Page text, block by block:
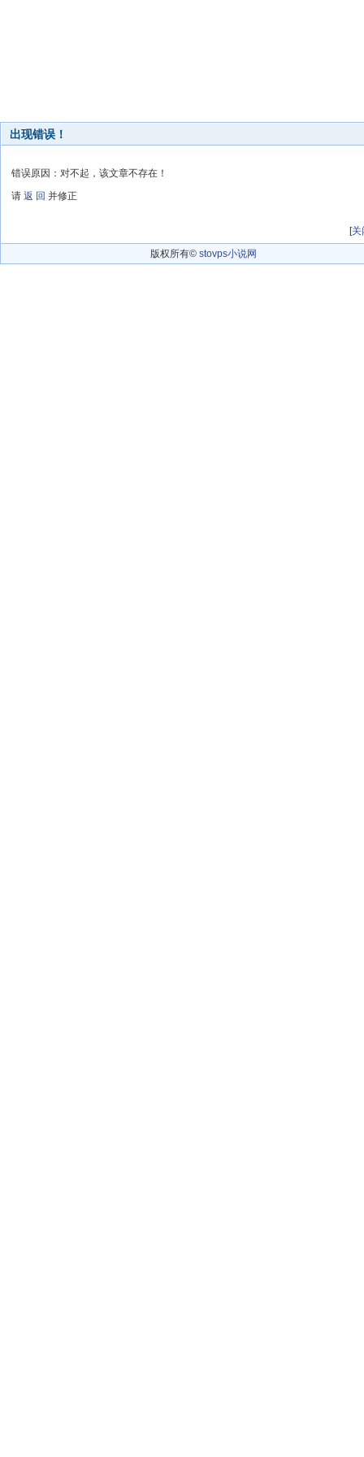
出现错误！
错误原因：对不起，该文章不存在！
请 返 回 并修正
[关
版权所有© stovps小说网